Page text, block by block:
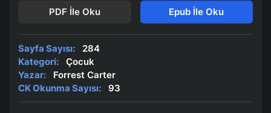
PDF İle Oku Epub İle Oku
Sayfa Sayısı:
284
Kategori:
Çocuk
Yazar:
Forrest Carter
CK Okunma Sayısı:
93